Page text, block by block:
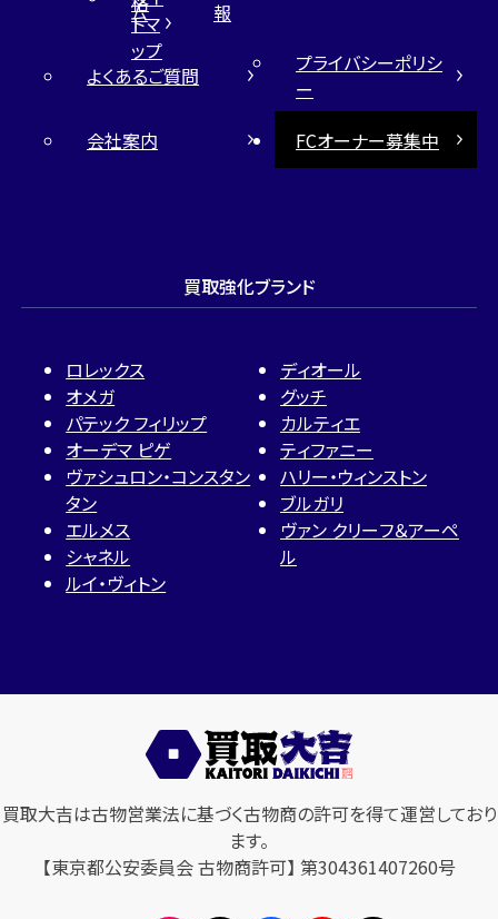
ム 報
トマ
ップ
よくあるご質問
プライバシーポリシ
ー
会社案内
FCオーナー募集中
買取強化ブランド
ロレックス
オメガ
パテック フィリップ
オーデマ ピゲ
ヴァシュロン・コンスタン
タン
エルメス
シャネル
ルイ・ヴィトン
ディオール
グッチ
カルティエ
ティファニー
ハリー・ウィンストン
ブルガリ
ヴァン クリーフ＆アーペ
ル
買取大吉は古物営業法に基づく古物商の許可を得て運営しており
ます。
【東京都公安委員会 古物商許可】 第304361407260号